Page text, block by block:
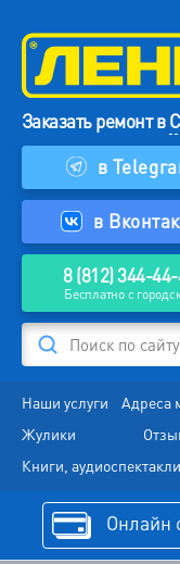
Заказать ремонт в
в
в
8 (812) 344-
Бесплатно с
Поиск по сайту
Наши услуги Адреса
Жулики
Книги,
Онлайн